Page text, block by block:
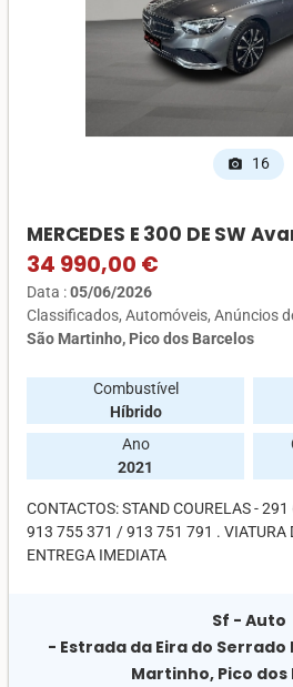
photo_camera 16
MERCEDES E 300 DE SW
34 990,00 €
Data :05/06/2026
Classificados Automóveis Anúncios
São Martinho, Pico dos Barcelos
Combustível
Híbrido
Ano
2021
CONTACTOS: STAND COURELAS -
913 755 371 / 913 751 791 . VIATURA
ENTREGA IMEDIATA
Sf - Auto
- Estrada da Eira do Serrado
Martinho, Pico